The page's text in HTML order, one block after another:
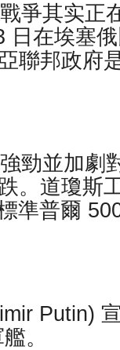
爭其实正
日在埃塞
聯邦政府
勁並加劇
。道瓊斯
準普爾
Putin)
。